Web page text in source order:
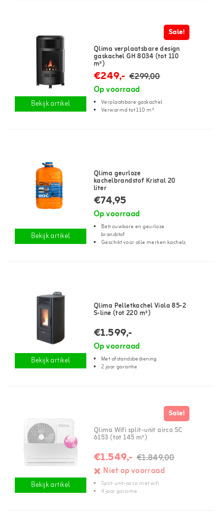
Bekijk artikel
Sale!
Qlima verplaatsbare design
gaskachel GH 8034 (tot 110
m³)
€249,- €299,00
Op voorraad
Verplaatsbare gaskachel
Verwarmd tot 110 m³
Bekijk artikel
Qlima geurloze
kachelbrandstof Kristal 20
liter
€74,95
Op voorraad
Betrouwbare en geurloze
brandstof
Geschikt voor alle merken kachels
Bekijk artikel
Qlima Pelletkachel Viola 85-2
S-line (tot 220 m³)
€1.599,-
Op voorraad
Met afstandsbediening
2 jaar garantie
Bekijk artikel
Sale!
Qlima Wifi split-unit airco SC
6153 (tot 145 m³)
€1.549,- €1.849,00
Niet op voorraad
Split-unit-airco met wifi
4 jaar garantie